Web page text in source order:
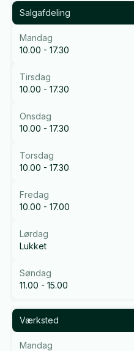
Salgafdeling
Mandag
10.00 - 17.30
Tirsdag
10.00 - 17.30
Onsdag
10.00 - 17.30
Torsdag
10.00 - 17.30
Fredag
10.00 - 17.00
Lørdag
Lukket
Søndag
11.00 - 15.00
Værksted
Mandag